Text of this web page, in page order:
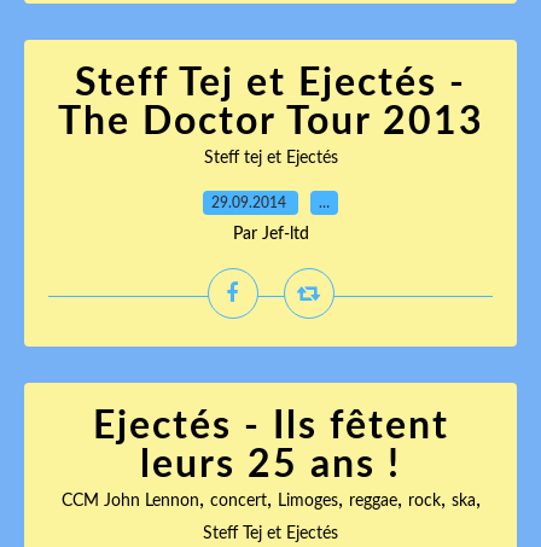
Steff Tej et Ejectés -
The Doctor Tour 2013
Steff tej et Ejectés
29.09.2014 …
Par Jef-ltd
Ejectés - Ils fêtent
leurs 25 ans !
CCM John Lennon, concert, Limoges, reggae, rock, ska,
Steff Tej et Ejectés